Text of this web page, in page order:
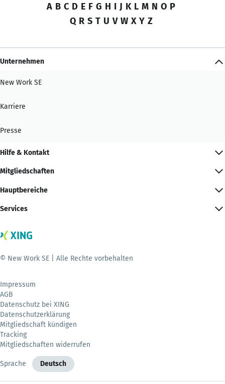
A B C D E F G H I J K L M N O P
Q R S T U V W X Y Z
Unternehmen
New Work SE
Karriere
Presse
Hilfe & Kontakt
Mitgliedschaften
Hauptbereiche
Services
© New Work SE | Alle Rechte vorbehalten
Impressum
AGB
Datenschutz bei XING
Datenschutzerklärung
Mitgliedschaft kündigen
Tracking
Mitgliedschaften widerrufen
Sprache Deutsch